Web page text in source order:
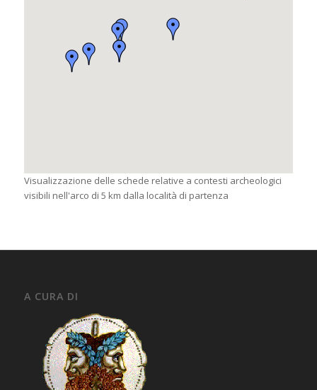
Visualizzazione delle schede relative a contesti archeologici
visibili nell'arco di 5 km dalla località di partenza
A CURA DI